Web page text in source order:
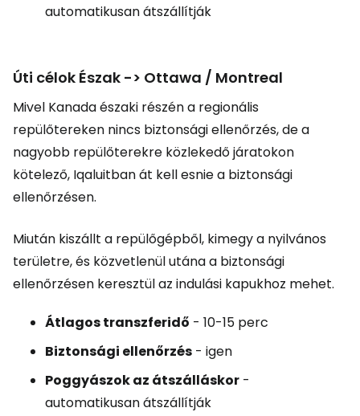
automatikusan átszállítják
Úti célok Észak -> Ottawa / Montreal
Mivel Kanada északi részén a regionális
repülőtereken nincs biztonsági ellenőrzés, de a
nagyobb repülőterekre közlekedő járatokon
kötelező, Iqaluitban át kell esnie a biztonsági
ellenőrzésen.
Miután kiszállt a repülőgépből, kimegy a nyilvános
területre, és közvetlenül utána a biztonsági
ellenőrzésen keresztül az indulási kapukhoz mehet.
Átlagos transzferidő - 10-15 perc
Biztonsági ellenőrzés - igen
Poggyászok az átszálláskor -
automatikusan átszállítják